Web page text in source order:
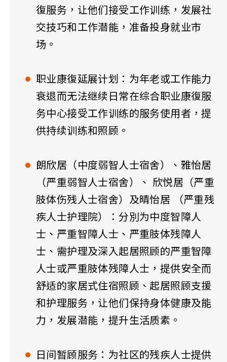
復服务，让他们接受工作训练，发展社
交技巧和工作潜能，准备投身就业市
场。
职业康復延展计划：为年老或工作能力
衰退而无法继续日常在综合职业康復服
务中心接受工作训练的服务使用者，提
供持续训练和照顾。
朗欣居（中度弱智人士宿舍）、雅怡居
（严重弱智人士宿舍）、 欣悦居（严重
肢体伤残人士宿舍）及晴怡居 （严重残
疾人士护理院）：分別为中度智障人
士、严重智障人士、严重肢体残障人
士、需护理及深入起居照顾的严重智障
人士或严重肢体残障人士，提供安全而
舒适的家居式住宿照顾、起居照顾支援
和护理服务，让他们保持身体健康及能
力，发展潜能，提升生活质素。
日间暂顾服务：为社区的残疾人士提供